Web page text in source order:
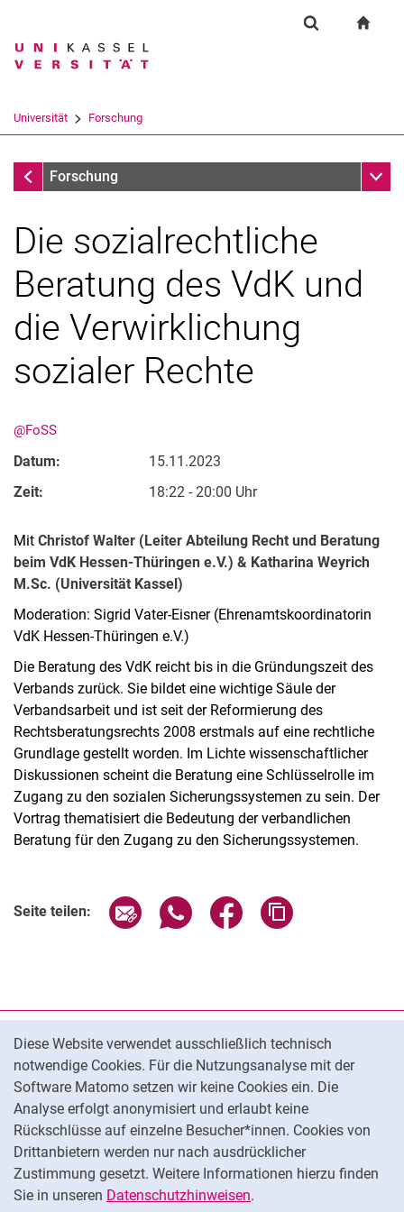
Springe direkt zu: Inhalt
Springe direkt zu: Suche
Springe direkt zu:
Diese Website verwendet ausschließlich technisch
notwendige Cookies. Für die Nutzungsanalyse mit der
Software Matomo setzen wir keine Cookies ein. Die
Analyse erfolgt anonymisiert und erlaubt keine
Rückschlüsse auf einzelne Besucher*innen. Cookies von
Drittanbietern werden nur nach ausdrücklicher
Zustimmung gesetzt. Weitere Informationen hierzu finden
Sie in unseren Datenschutzhinweisen.
Suchbegriff
Suchen (öffnet externen Link in einem
Universität Forschung
Forschung
Forschung
Die sozialrechtliche
Beratung des VdK und
die Verwirklichung
sozialer Rechte
@FoSS
Datum:
15.11.2023
Zeit:
18:22 - 20:00 Uhr
Mit Christof Walter (Leiter Abteilung Recht und Beratung
beim VdK Hessen-Thüringen e.V.) & Katharina Weyrich
M.Sc. (Universität Kassel)
Moderation: Sigrid Vater-Eisner (Ehrenamtskoordinatorin
VdK Hessen-Thüringen e.V.)
Die Beratung des VdK reicht bis in die Gründungszeit des
Verbands zurück. Sie bildet eine wichtige Säule der
Verbandsarbeit und ist seit der Reformierung des
Rechtsberatungsrechts 2008 erstmals auf eine rechtliche
Grundlage gestellt worden. Im Lichte wissenschaftlicher
Diskussionen scheint die Beratung eine Schlüsselrolle im
Zugang zu den sozialen Sicherungssystemen zu sein. Der
Vortrag thematisiert die Bedeutung der verbandlichen
Beratung für den Zugang zu den Sicherungssystemen.
Seite teilen: Seite über E-Mail teilen
Seite über WhatsApp teilen
Seite über Facebook
Datenschutz
Barrierefreiheit
Transparenter KI-Einsatz
Impressum
Cookie-Einstellungen